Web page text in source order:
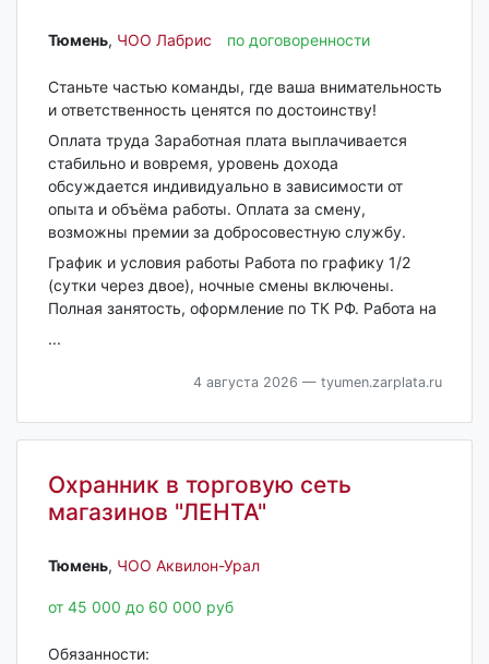
Тюмень‎, ЧОО Лабрис по договоренности
Станьте частью команды, где ваша внимательность
и ответственность ценятся по достоинству!
Оплата труда Заработная плата выплачивается
стабильно и вовремя, уровень дохода
обсуждается индивидуально в зависимости от
опыта и объёма работы. Оплата за смену,
возможны премии за добросовестную службу.
График и условия работы Работа по графику 1/2
(сутки через двое), ночные смены включены.
Полная занятость, оформление по ТК РФ. Работа на
...
4 августа 2026 — tyumen.zarplata.ru
Охранник в торговую сеть
магазинов "ЛЕНТА"
Тюмень‎, ЧОО Аквилон-Урал
от 45 000 до 60 000 руб
Обязанности: